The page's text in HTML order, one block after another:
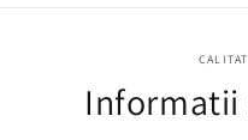
Informatii